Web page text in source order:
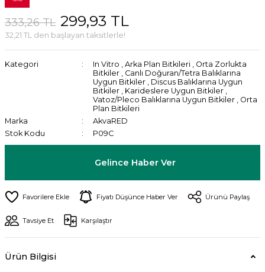
333,26 TL 299,93 TL
32,21 TL den başlayan taksitlerle!
Kategori In Vitro , Arka Plan Bitkileri , Orta Zorlukta
Bitkiler , Canlı Doğuran/Tetra Balıklarına
Uygun Bitkiler , Discus Balıklarına Uygun
Bitkiler , Karideslere Uygun Bitkiler ,
Vatoz/Pleco Balıklarına Uygun Bitkiler , Orta
Plan Bitkileri
Marka
AkvaRED
Stok Kodu
P09C
Gelince Haber Ver
Fiyatı Düşünce Haber Ver Ürünü Paylaş
Tavsiye Et Karşılaştır
Ürün Bilgisi